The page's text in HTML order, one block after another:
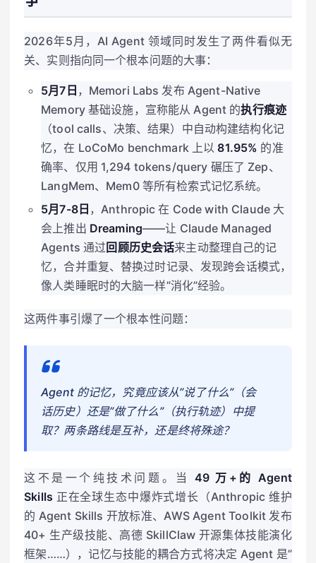
2026年5月，AI Agent 领域同时发生了两件看似无
关、实则指向同一个根本问题的大事：
5月7日 ，Memori Labs 发布 Agent-Native
Memory 基础设施，宣称能从 Agent 的执行痕迹
（tool calls、决策、结果）中自动构建结构化记
忆，在 LoCoMo benchmark 上以 81.95% 的准
确率、仅用 1,294 tokens/query 碾压了 Zep、
LangMem、Mem0 等所有检索式记忆系统。
5月7-8日 ，Anthropic 在 Code with Claude 大
会上推出 Dreaming——让 Claude Managed
Agents 通过回顾历史会话来主动整理自己的记
忆，合并重复、替换过时记录、发现跨会话模式，
像人类睡眠时的大脑一样”消化”经验。
这两件事引爆了一个根本性问题：
Agent 的记忆，究竟应该从”说了什么”（会
话历史）还是”做了什么”（执行轨迹）中提
取？两条路线是互补，还是终将殊途？
这不是一个纯技术问题。当49 万+的 Agent
Skills 正在全球生态中爆炸式增长（Anthropic 维护
的 Agent Skills 开放标准、AWS Agent Toolkit 发布
40+ 生产级技能、高德 SkillClaw 开源集体技能演化
框架……），记忆与技能的耦合方式将决定 Agent 是”